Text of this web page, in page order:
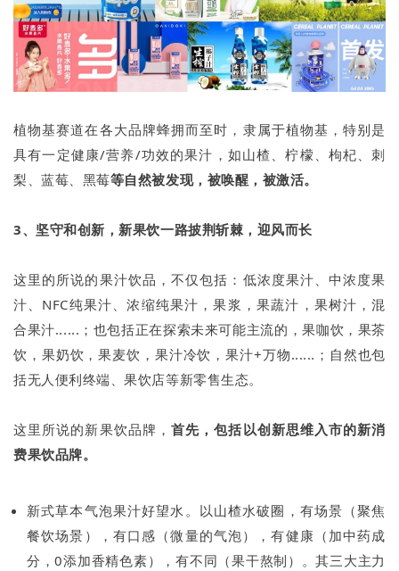
植物基赛道在各大品牌蜂拥而至时，隶属于植物基，特别是
具有一定健康/营养/功效的果汁，如山楂、柠檬、枸杞、刺
梨、蓝莓、黑莓等自然被发现，被唤醒，被激活。
3、坚守和创新，新果饮一路披荆斩棘，迎风而长
这里的所说的果汁饮品，不仅包括：低浓度果汁、中浓度果
汁、NFC纯果汁、浓缩纯果汁，果浆，果蔬汁，果树汁，混
合果汁......；也包括正在探索未来可能主流的，果咖饮，果茶
饮，果奶饮，果麦饮，果汁冷饮，果汁+万物......；自然也包
括无人便利终端、果饮店等新零售生态。
这里所说的新果饮品牌，首先，包括以创新思维入市的新消
费果饮品牌。
新式草本气泡果汁好望水。以山楂水破圈，有场景（聚焦
餐饮场景），有口感（微量的气泡），有健康（加中药成
分，0添加香精色素），有不同（果干熬制）。其三大主力